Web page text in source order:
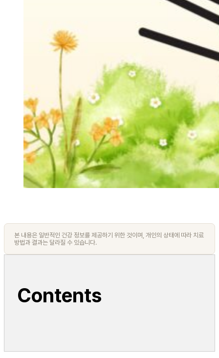
본 내용은 일반적인 건강 정보를 제공하기 위한 것이며, 개인의 상태에 따라 치료
방법과 결과는 달라질 수 있습니다.
Contents